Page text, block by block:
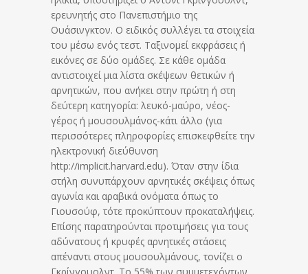
ερευνητής στο Πανεπιστήμιο της
Ουάσινγκτον. Ο ειδικός συλλέγει τα στοιχεία
του μέσω ενός τεστ. Ταξινομεί εκφράσεις ή
εικόνες σε δύο ομάδες. Σε κάθε ομάδα
αντιστοιχεί μια λίστα σκέψεων θετικών ή
αρνητικών, που ανήκει στην πρώτη ή στη
δεύτερη κατηγορία: λευκό-μαύρο, νέος-
γέρος ή μουσουλμάνος-κάτι άλλο (για
περισσότερες πληροφορίες επισκεφθείτε την
ηλεκτρονική διεύθυνση
http://implicit.harvard.edu). Όταν στην ίδια
στήλη συνυπάρχουν αρνητικές σκέψεις όπως
αγωνία και αραβικά ονόματα όπως το
Γιουσούφ, τότε προκύπτουν προκαταλήψεις.
Επίσης παρατηρούνται προτιμήσεις για τους
αδύνατους ή κρυφές αρνητικές στάσεις
απέναντι στους μουσουλμάνους, τονίζει ο